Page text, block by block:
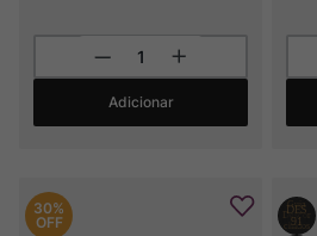
Adicionar
30%
OFF